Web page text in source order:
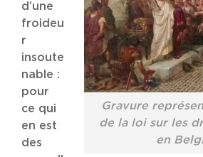
Gravure
de la loi sur les
en
d’une
froideu
r
insoute
nable :
pour
ce qui
en est
des